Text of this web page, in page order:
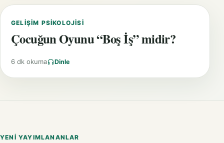
GELIŞIM PSIKOLOJISI
Çocuğun Oyunu “Boş İş” midir?
6 dk okuma Dinle
YENI YAYIMLANANLAR